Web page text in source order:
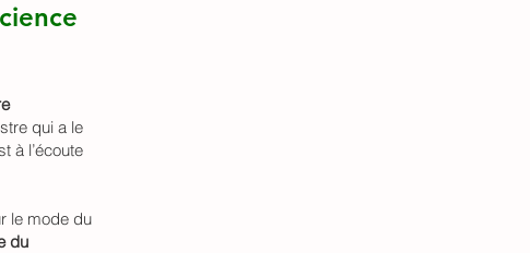
qui a le
à l’écoute
le mode du
du